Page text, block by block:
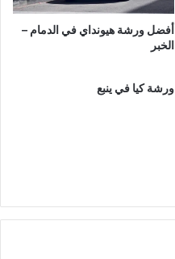
أفضل ورشة هيونداي في الدمام –
الخبر
ورشة كيا في ينبع